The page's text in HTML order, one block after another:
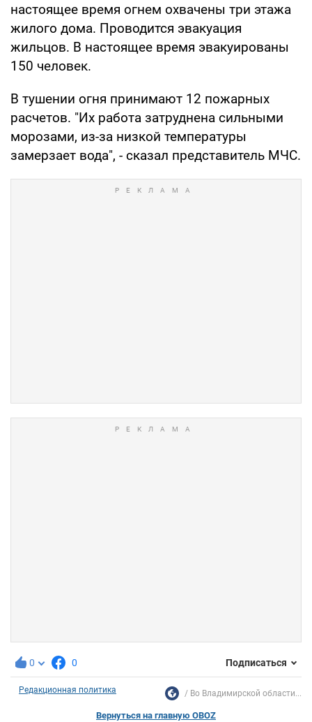
настоящее время огнем охвачены три этажа
жилого дома. Проводится эвакуация
жильцов. В настоящее время эвакуированы
150 человек.
В тушении огня принимают 12 пожарных
расчетов. "Их работа затруднена сильными
морозами, из-за низкой температуры
замерзает вода", - сказал представитель МЧС.
0 0 Подписаться
Редакционная политика Во Владимирской области...
Вернуться на главную OBOZ